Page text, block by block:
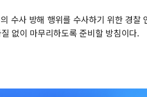
수사 방해 행위를 수사하기 위한 경찰
없이 마무리하도록 준비할 방침이다.